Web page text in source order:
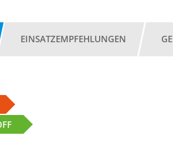
EINSATZEMPFEHLUNGEN